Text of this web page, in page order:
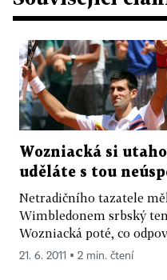
Wozniacká si
uděláte s tou
Netradičního tazatele
Wimbledonem srbský
Wozniacká poté, co
21. 6. 2011 ▪ 2 min. čtení